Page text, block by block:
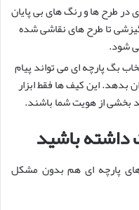
در طرح ها و رنگ های بی پایان
تا طرح های نقاشی شده
شود.
بگ پارچه ای می تواند پیام
این کیف ها فقط ابزار
بخشی از هویت شما باشند.
باشید
پارچه ای هم بدون مشکل